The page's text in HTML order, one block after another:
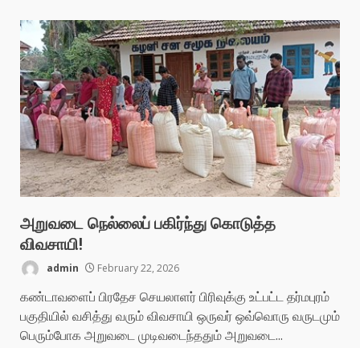
அறுவடை நெல்லைப் பகிர்ந்து கொடுத்த
விவசாயி!
admin February 22, 2026
கண்டாவளைப் பிரதேச செயலாளர் பிரிவுக்கு உட்பட்ட தர்மபுரம்
பகுதியில் வசித்து வரும் விவசாயி ஒருவர் ஒவ்வொரு வருடமும்
பெரும்போக அறுவடை முடிவடைந்ததும் அறுவடை...